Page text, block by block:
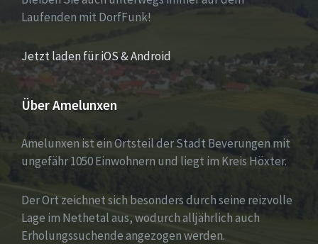
Laufenden mit DorfFunk!
Jetzt laden für iOS & Android
Über Amelunxen
Amelunxen ist ein Ortsteil der Stadt Beverungen mit
ungefähr 1050 Einwohnern und liegt im Kreis Höxter.
Der Ort zeichnet sich besonders durch seine reizvolle
Lage im Nethetal aus, wodurch alljährlich auch
Erholungssuchende angezogen werden.